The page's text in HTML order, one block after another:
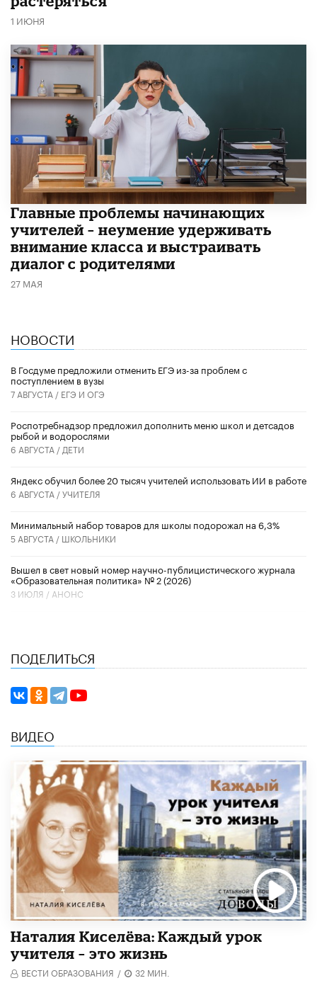
1 ИЮНЯ
Главные проблемы начинающих
учителей – неумение удерживать
внимание класса и выстраивать
диалог с родителями
27 МАЯ
НОВОСТИ
В Госдуме предложили отменить ЕГЭ из-за проблем с
поступлением в вузы
7 АВГУСТА / ЕГЭ И ОГЭ
Роспотребнадзор предложил дополнить меню школ и детсадов
рыбой и водорослями
6 АВГУСТА / ДЕТИ
​Яндекс обучил более 20 тысяч учителей использовать ИИ в работе
6 АВГУСТА /УЧИТЕЛЯ
Минимальный набор товаров для школы подорожал на 6,3%
5 АВГУСТА / ШКОЛЬНИКИ
Вышел в свет новый номер научно-публицистического журнала
«Образовательная политика» № 2 (2026)
3 ИЮЛЯ / АНОНС
ПОДЕЛИТЬСЯ
ВИДЕО
Наталия Киселёва: Каждый урок
учителя – это жизнь
ВЕСТИ ОБРАЗОВАНИЯ / 32 МИН.